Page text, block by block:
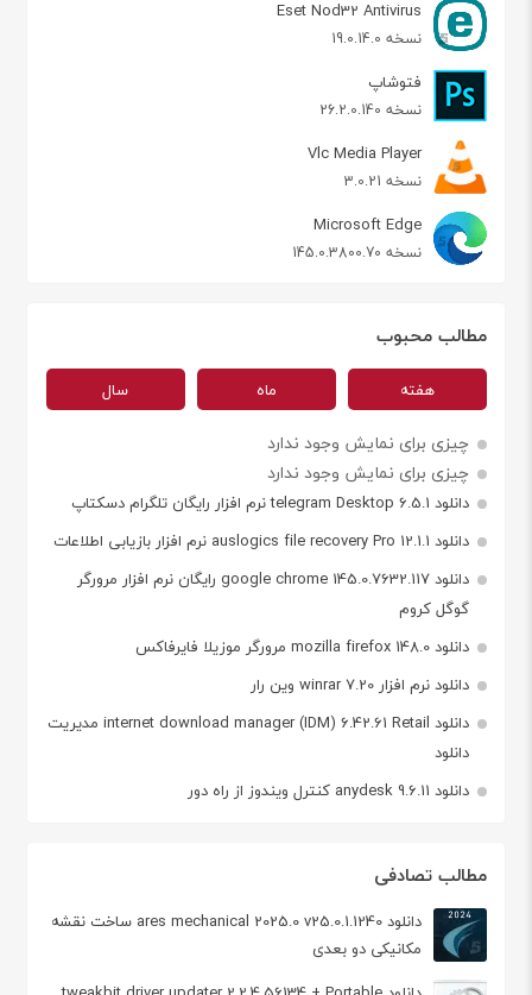
Eset Nod32 Antivirus
نسخه 19.0.14.0
فتوشاپ
نسخه 26.2.0.140
Vlc Media Player
نسخه 3.0.21
Microsoft Edge
نسخه 145.0.3800.70
مطالب محبوب
هفته ماه سال
چیزی برای نمایش وجود ندارد
چیزی برای نمایش وجود ندارد
دانلود telegram Desktop 6.5.1 نرم افزار رایگان تلگرام دسکتاپ
دانلود auslogics file recovery Pro 12.1.1 نرم افزار بازیابی اطلاعات
دانلود google chrome 145.0.7632.117 رایگان نرم افزار مرورگر
گوگل کروم
دانلود mozilla firefox 148.0 مرورگر موزیلا فایرفاکس
دانلود نرم افزار winrar 7.20 وین رار
دانلود internet download manager (IDM) 6.42.61 Retail مدیریت
دانلود
دانلود anydesk 9.6.11 کنترل ویندوز از راه دور
مطالب تصادفی
دانلود ares mechanical 2025.0 v25.0.1.1240 ساخت نقشه‌
مکانیکی دو بعدی